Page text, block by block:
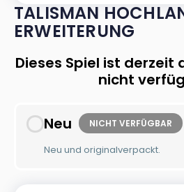
TALISMAN
ERWEITERUNG
Dieses Spiel ist
nicht
Neu NICHT VERFÜGBAR
Neu und originalverpackt.